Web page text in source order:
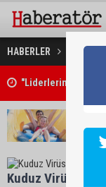
HABERLER kuduz
"Liderlerin
niteliği taşıyor"
Kuduz Virüsü